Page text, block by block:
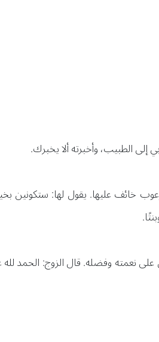
الطبيب، وأخبرته ألا يخبرك.
خائف عليها. يقول لها: ستكونين
على نعمته وفضله. قال الزوج: الحمد